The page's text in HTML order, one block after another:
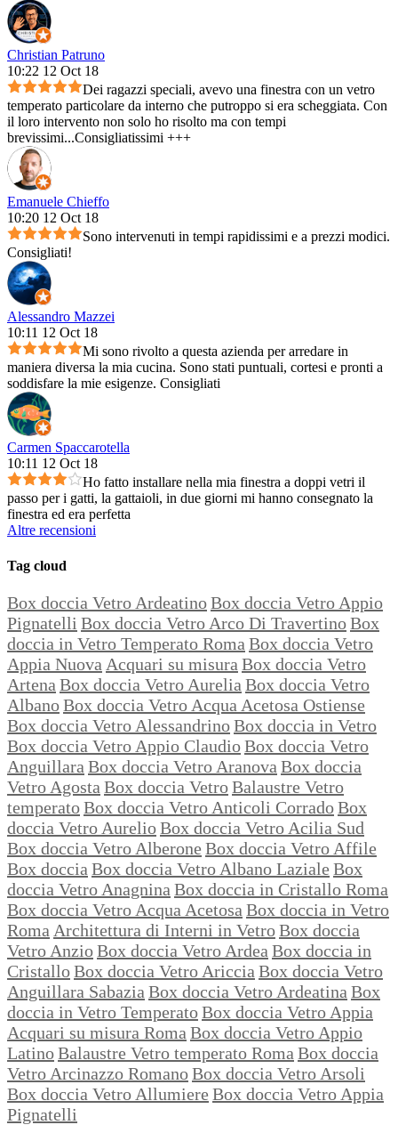
Christian Patruno
10:22 12 Oct 18
Dei ragazzi speciali, avevo una finestra con un vetro
temperato particolare da interno che putroppo si era scheggiata. Con
il loro intervento non solo ho risolto ma con tempi
brevissimi...Consigliatissimi +++
Emanuele Chieffo
10:20 12 Oct 18
Sono intervenuti in tempi rapidissimi e a prezzi modici.
Consigliati!
Alessandro Mazzei
10:11 12 Oct 18
Mi sono rivolto a questa azienda per arredare in
maniera diversa la mia cucina. Sono stati puntuali, cortesi e pronti a
soddisfare la mie esigenze. Consigliati
Carmen Spaccarotella
10:11 12 Oct 18
Ho fatto installare nella mia finestra a doppi vetri il
passo per i gatti, la gattaioli, in due giorni mi hanno consegnato la
finestra ed era perfetta
Altre recensioni
Tag cloud
Box doccia Vetro ArdeatinoBox doccia Vetro Appio
Pignatelli Box doccia Vetro Arco Di TravertinoBox
doccia in Vetro Temperato Roma Box doccia Vetro
Appia Nuova Acquari su misura Box doccia Vetro
Artena Box doccia Vetro Aurelia Box doccia Vetro
AlbanoBox doccia Vetro Acqua Acetosa Ostiense
Box doccia Vetro AlessandrinoBox doccia in Vetro
Box doccia Vetro Appio ClaudioBox doccia Vetro
Anguillara Box doccia Vetro Aranova Box doccia
Vetro Agosta Box doccia VetroBalaustre Vetro
temperatoBox doccia Vetro Anticoli CorradoBox
doccia Vetro AurelioBox doccia Vetro Acilia Sud
Box doccia Vetro Alberone Box doccia Vetro Affile
Box doccia Box doccia Vetro Albano Laziale Box
doccia Vetro Anagnina Box doccia in Cristallo Roma
Box doccia Vetro Acqua Acetosa Box doccia in Vetro
Roma Architettura di Interni in VetroBox doccia
Vetro AnzioBox doccia Vetro Ardea Box doccia in
CristalloBox doccia Vetro Ariccia Box doccia Vetro
Anguillara Sabazia Box doccia Vetro Ardeatina Box
doccia in Vetro TemperatoBox doccia Vetro Appia
Acquari su misura Roma Box doccia Vetro Appio
LatinoBalaustre Vetro temperato Roma Box doccia
Vetro Arcinazzo RomanoBox doccia Vetro Arsoli
Box doccia Vetro Allumiere Box doccia Vetro Appia
Pignatelli